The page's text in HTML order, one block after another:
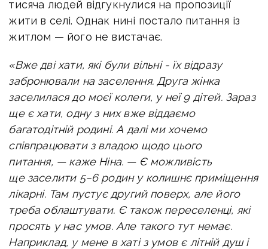
тисяча людей відгукнулися на пропозиції
жити в селі. Однак нині постало питання із
житлом — його не вистачає.
«Вже дві хати, які були вільні - їх відразу
забронювали на заселення. Друга жінка
заселилася до моєї колеги, у неї 9 дітей. Зараз
ще є хати, одну з них вже віддаємо
багатодітній родині. А далі ми хочемо
співпрацювати з владою щодо цього
питання, — каже Ніна. — Є можливість
ще заселити 5−6 родин у колишнє приміщення
лікарні. Там пустує другий поверх, але його
треба облаштувати. Є також переселенці, які
просять у нас умов. Але такого тут немає.
Наприклад, у мене в хаті з умов є літній душ і